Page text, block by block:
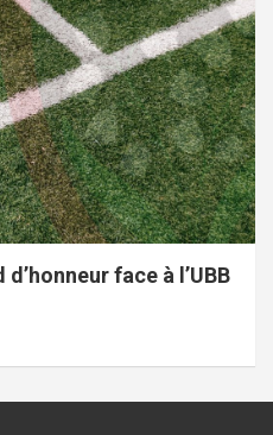
face à l’UBB